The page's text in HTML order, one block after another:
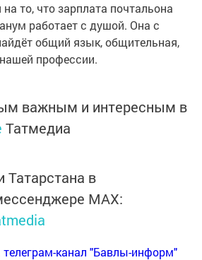
то, что зарплата почтальона
работает с душой. Она с
общий язык, общительная,
профессии.
важным и интересным в
Татмедиа
Татарстана в
MАХ:
телеграм-канал "Бавлы-информ"